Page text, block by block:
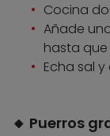
Cocina
Añade
hasta que
Echa sal
🔸 Puerros